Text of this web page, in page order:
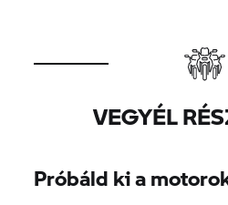
VEGYÉL
Próbáld ki a